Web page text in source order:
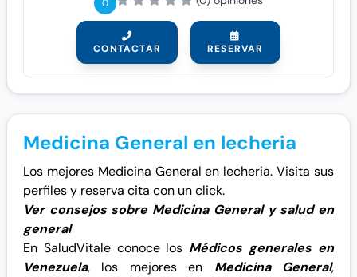
0
CONTACTAR RESERVAR
Medicina General en lecheria
Los mejores Medicina General en lecheria. Visita sus
perfiles y reserva cita con un click.
Ver consejos sobre Medicina General y salud en
general
En SaludVitale conoce los Médicos generales en
Venezuela, los mejores en Medicina General,